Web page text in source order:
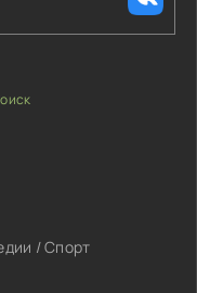
/ Спорт